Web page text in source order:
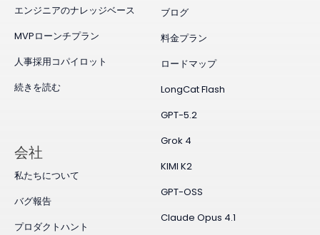
エンジニアのナレッジベース
MVPローンチプラン
人事採用コパイロット
続きを読む
ブログ
料金プラン
ロードマップ
LongCat Flash
GPT-5.2
Grok 4
KIMI K2
GPT-OSS
Claude Opus 4.1
会社
私たちについて
バグ報告
プロダクトハント